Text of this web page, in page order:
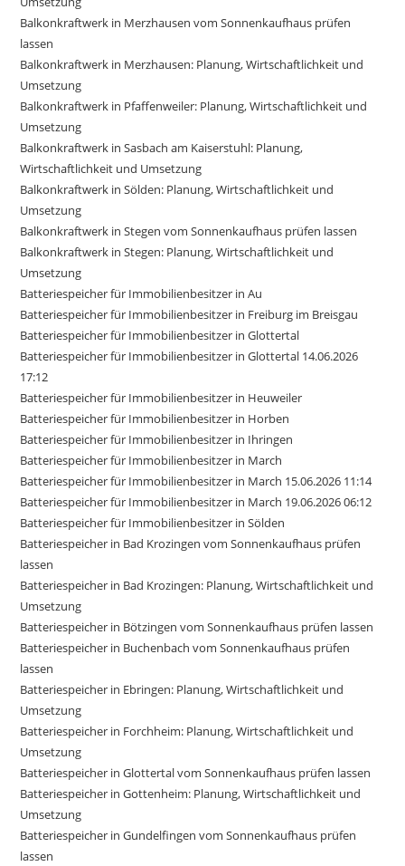
Balkonkraftwerk in Merzhausen vom Sonnenkaufhaus prüfen
lassen
Balkonkraftwerk in Merzhausen: Planung, Wirtschaftlichkeit und
Umsetzung
Balkonkraftwerk in Pfaffenweiler: Planung, Wirtschaftlichkeit und
Umsetzung
Balkonkraftwerk in Sasbach am Kaiserstuhl: Planung,
Wirtschaftlichkeit und Umsetzung
Balkonkraftwerk in Sölden: Planung, Wirtschaftlichkeit und
Umsetzung
Balkonkraftwerk in Stegen vom Sonnenkaufhaus prüfen lassen
Balkonkraftwerk in Stegen: Planung, Wirtschaftlichkeit und
Umsetzung
Batteriespeicher für Immobilienbesitzer in Au
Batteriespeicher für Immobilienbesitzer in Freiburg im Breisgau
Batteriespeicher für Immobilienbesitzer in Glottertal
Batteriespeicher für Immobilienbesitzer in Glottertal 14.06.2026
17:12
Batteriespeicher für Immobilienbesitzer in Heuweiler
Batteriespeicher für Immobilienbesitzer in Horben
Batteriespeicher für Immobilienbesitzer in Ihringen
Batteriespeicher für Immobilienbesitzer in March
Batteriespeicher für Immobilienbesitzer in March 15.06.2026 11:14
Batteriespeicher für Immobilienbesitzer in March 19.06.2026 06:12
Batteriespeicher für Immobilienbesitzer in Sölden
Batteriespeicher in Bad Krozingen vom Sonnenkaufhaus prüfen
lassen
Batteriespeicher in Bad Krozingen: Planung, Wirtschaftlichkeit und
Umsetzung
Batteriespeicher in Bötzingen vom Sonnenkaufhaus prüfen lassen
Batteriespeicher in Buchenbach vom Sonnenkaufhaus prüfen
lassen
Batteriespeicher in Ebringen: Planung, Wirtschaftlichkeit und
Umsetzung
Batteriespeicher in Forchheim: Planung, Wirtschaftlichkeit und
Umsetzung
Batteriespeicher in Glottertal vom Sonnenkaufhaus prüfen lassen
Batteriespeicher in Gottenheim: Planung, Wirtschaftlichkeit und
Umsetzung
Batteriespeicher in Gundelfingen vom Sonnenkaufhaus prüfen
lassen